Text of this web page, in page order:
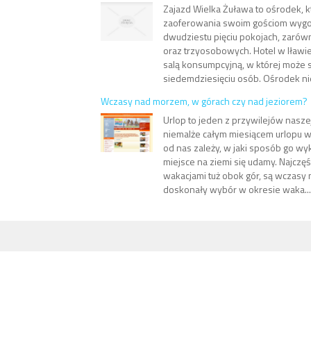
Zajazd Wielka Żuława to ośrodek,
zaoferowania swoim gościom
dwudziestu pięciu pokojach,
oraz trzyosobowych. Hotel w
salą konsumpcyjną, w której może
siedemdziesięciu osób. Ośrodek
Wczasy nad morzem, w górach czy nad jeziorem?
Urlop to jeden z przywilejów
niemalże całym miesiącem urlopu
od nas zależy, w jaki sposób go
miejsce na ziemi się udamy.
wakacjami tuż obok gór, są
doskonały wybór w okresie waka...